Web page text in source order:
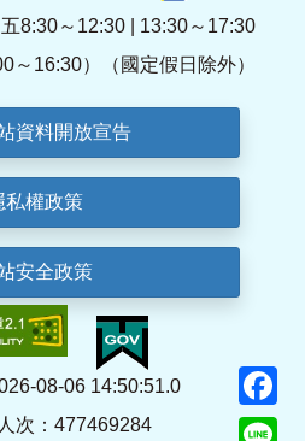
8:30～12:30 | 13:30～17:30
～16:30）（國定假日除外）
資料開放宣告
私權政策
安全政策
08-06 14:50:51.0
次：477469284